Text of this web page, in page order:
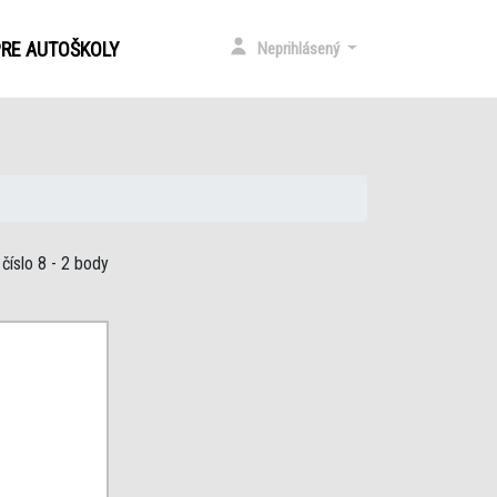
AUTOŠKOLY Neprihlásený
8 - 2 body